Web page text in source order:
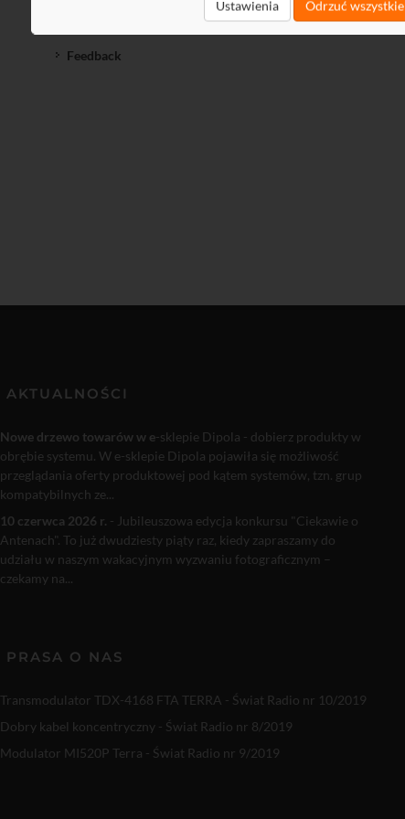
Ustawienia Odrzuć wszystkie
Feedback
AKTUALNOŚCI
Nowe drzewo towarów w e-sklepie Dipola - dobierz produkty w
obrębie systemu. W e-sklepie Dipola pojawiła się możliwość
przeglądania oferty produktowej pod kątem systemów, tzn. grup
kompatybilnych ze...
10 czerwca 2026 r. - Jubileuszowa edycja konkursu "Ciekawie o
Antenach". To już dwudziesty piąty raz, kiedy zapraszamy do
udziału w naszym wakacyjnym wyzwaniu fotograficznym –
czekamy na...
PRASA O NAS
Transmodulator TDX-4168 FTA TERRA - Świat Radio nr 10/2019
Dobry kabel koncentryczny - Świat Radio nr 8/2019
Modulator MI520P Terra - Świat Radio nr 9/2019